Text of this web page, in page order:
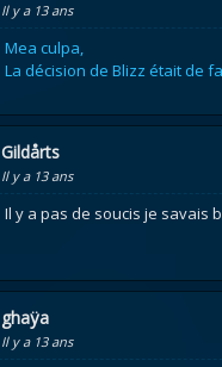
Il y a 13 ans
Mea culpa,
La décision de Blizz était de
Gildårts
Il y a 13 ans
Il y a pas de soucis je savais
ghaÿa
Il y a 13 ans